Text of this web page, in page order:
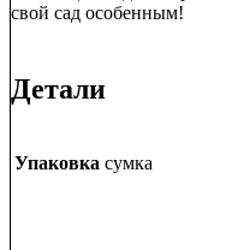
свой сад особенным!
Детали
Упаковка сумка